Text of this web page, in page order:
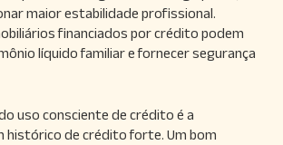
maior estabilidade profissional.
financiados por crédito podem
líquido familiar e fornecer segurança
uso consciente de crédito é a
histórico de crédito forte. Um bom